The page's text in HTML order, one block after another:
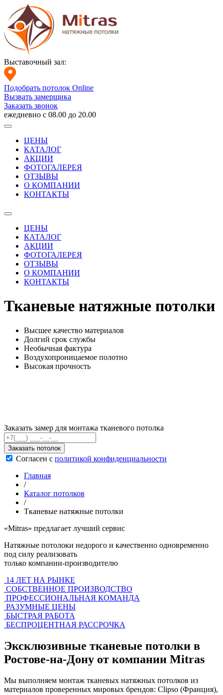
Выставочный зал:
Подобрать потолок Online
Вызвать замерщика
Заказать звонок
ежедневно с 08.00 до 20.00
ЦЕНЫ
КАТАЛОГ
АКЦИИ
ФОТОГАЛЕРЕЯ
ОТЗЫВЫ
О КОМПАНИИ
КОНТАКТЫ
ЦЕНЫ
КАТАЛОГ
АКЦИИ
ФОТОГАЛЕРЕЯ
ОТЗЫВЫ
О КОМПАНИИ
КОНТАКТЫ
Тканевые натяжные потолки
Высшее качество материалов
Долгий срок службы
Необычная фактура
Воздухопроницаемое полотно
Высокая прочность
Заказать замер для монтажа тканевого потолка
Заказать потолок
Согласен с политикой конфиденциальности
Главная
/
Каталог потолков
/
Тканевые натяжные потолки
«Mitras» предлагает лучший сервис
Натяжные потолоки недорого и качественно одновременно
под силу реализовать
только компании-производителю
14 ЛЕТ НА РЫНКЕ
СОБСТВЕННОЕ ПРОИЗВОДСТВО
ПРОФЕССИОНАЛЬНАЯ КОМАНДА
РАЗУМНЫЕ ЦЕНЫ
БЫСТРАЯ РАБОТА
БЕСПРОЦЕНТНАЯ РАССРОЧКА
Эксклюзивные тканевые потолки в
Ростове-на-Дону от компании Mitras
Мы выполняем монтаж тканевых натяжных потолков из
материалов проверенных мировых брендов: Clipso (Франция),